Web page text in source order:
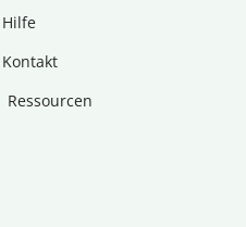
Hilfe
Kontakt
Ressourcen